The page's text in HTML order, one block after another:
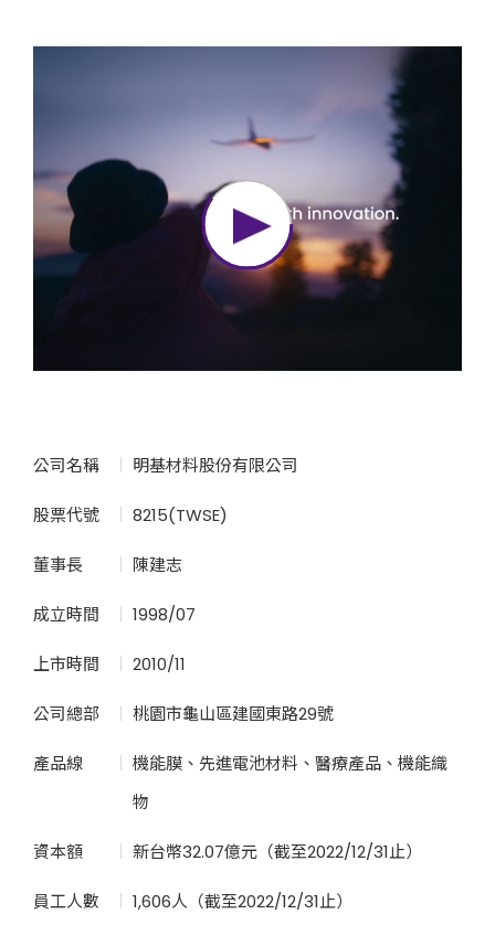
公司名稱 明基材料股份有限公司
股票代號 8215(TWSE)
董事長 陳建志
成立時間 1998/07
上市時間 2010/11
公司總部 桃園市龜山區建國東路29號
產品線
機能膜、先進電池材料、醫療產品、機能織
物
資本額 新台幣32.07億元（截至2022/12/31止）
員工人數 1,606人（截至2022/12/31止）